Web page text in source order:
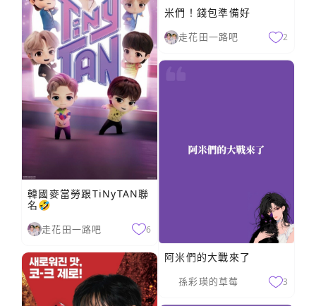
韓國麥當勞跟TiNyTAN聯
名🤣
走花田一路吧 6
米們！錢包準備好
走花田一路吧 2
阿米們的大戰來了
孫彩瑛的草莓 3